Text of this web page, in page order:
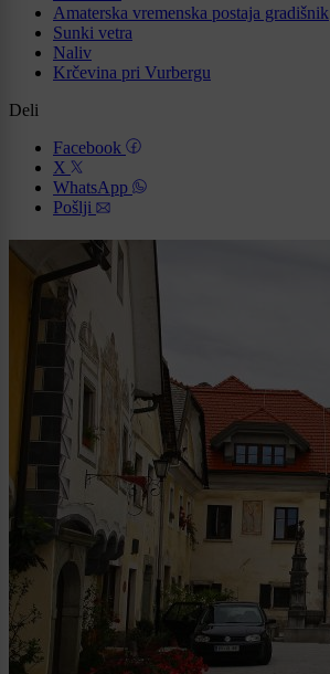
Amaterska vremenska postaja gradišnik
Sunki vetra
Naliv
Krčevina pri Vurbergu
Deli
Facebook
X
WhatsApp
Pošlji